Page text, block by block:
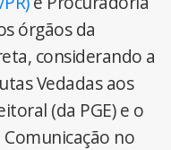
órgãos da
considerando a
Vedadas aos
(da PGE) e o
no